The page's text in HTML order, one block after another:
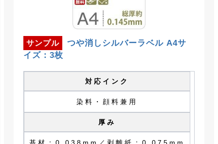
サンプル
つや消しシルバーラベル A4サ
イズ：3枚
対応インク
染料・顔料兼用
厚み
基材：0.038mm／剥離紙：0.075mm